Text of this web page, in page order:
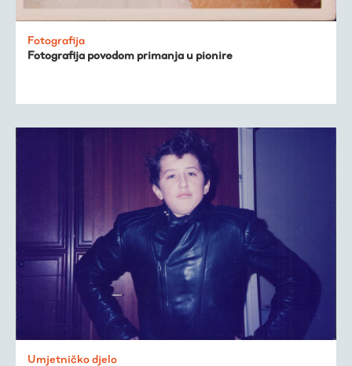
Fotografija
Fotografija povodom primanja u pionire
Umjetničko djelo